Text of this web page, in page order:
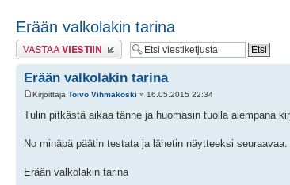
Erään valkolakin tarina
Lähetä vastaus
Erään valkolakin tarina
Kirjoittaja Toivo Vihmakoski » 16.05.2015 22:34
Tulin pitkästä aikaa tänne ja huomasin tuolla alempana
No minäpä päätin testata ja lähetin näytteeksi seuraavaa:
Erään valkolakin tarina